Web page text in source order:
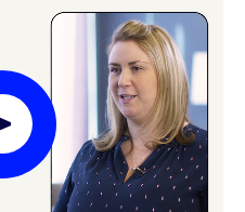
Play Video Modal